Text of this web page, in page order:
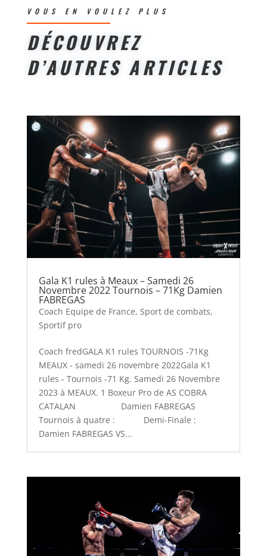
VOUS EN VOULEZ PLUS
DÉCOUVREZ
D’AUTRES ARTICLES
Gala K1 rules à Meaux – Samedi 26
Novembre 2022 Tournois – 71Kg Damien
FABREGAS
Coach Equipe de France, Sport de combats,
Sportif pro
Coach fredGALA K1 rules TOURNOIS -71Kg
MEAUX - samedi 26 novembre 2022Gala K1
rules - Tournois -71 Kg. Samedi 26 Novembre
2023 à MEAUX. 1 Boxeur Pro de AS COBRA
CATALAN Damien FABREGAS
Tournois à quatre : Demi-Finale :
Damien FABREGAS VS...